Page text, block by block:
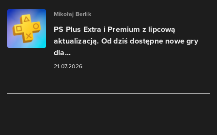
Mikołaj Berlik
PS Plus Extra i Premium z lipcową
aktualizacją. Od dziś dostępne nowe gry
dla...
21.07.2026